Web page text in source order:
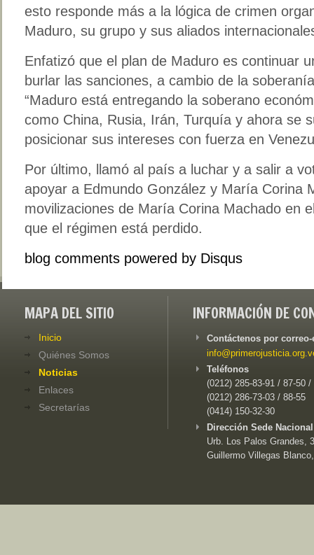
esto responde más a la lógica de crimen
Maduro, su grupo y sus aliados
Enfatizó que el plan de Maduro es continuar
burlar las sanciones, a cambio de la
“Maduro está entregando la soberano
como China, Rusia, Irán, Turquía y ahora se
posicionar sus intereses con fuerza en
Por último, llamó al país a luchar y a salir a
apoyar a Edmundo González y María Corina
movilizaciones de María Corina Machado en
que el régimen está perdido.
blog comments powered by Disqus
MAPA DEL SITIO
Inicio
Quiénes Somos
Noticias
Enlaces
Secretarías
INFORMACIÓN DE
Contáctenos por
Teléfonos
(0212) 285-83-91 / 87-50 /
(0212) 286-73-03 / 88-55
(0414) 150-32-30
Dirección Sede
Urb. Los Palos Grandes,
Guillermo Villegas